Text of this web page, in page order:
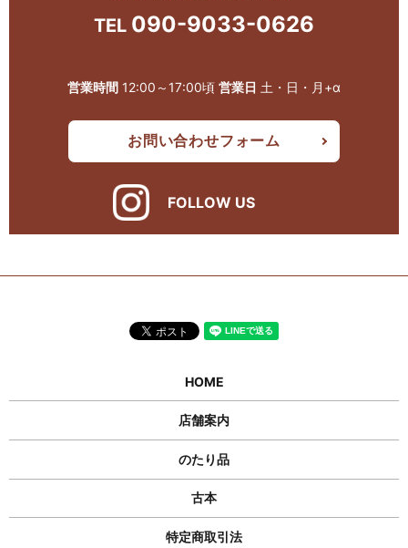
TEL 090-9033-0626
営業時間 12:00～17:00頃 営業日 土・日・月+α
お問い合わせフォーム
FOLLOW US
HOME
店舗案内
のたり品
古本
特定商取引法